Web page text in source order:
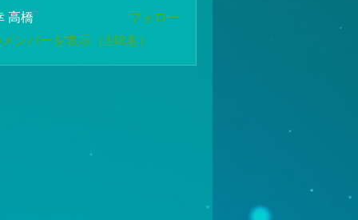
高橋
フォロー
ンバーを表示（448名）